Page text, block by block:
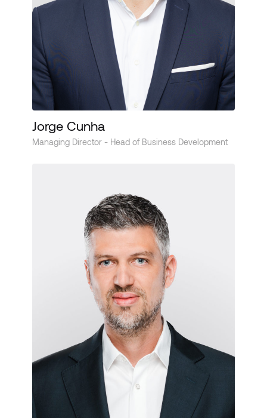
Jorge Cunha
Managing Director - Head of Business Development